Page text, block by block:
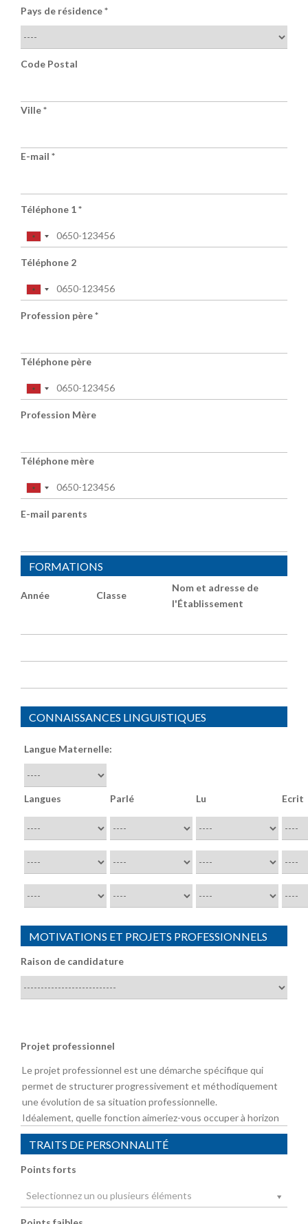
Pays de résidence*
Code Postal
Ville *
E-mail *
Téléphone 1*
Téléphone 2
Profession père*
Téléphone père
Profession Mère
Téléphone mère
E-mail parents
FORMATIONS
Année Classe
Nom et adresse de
l'Établissement
CONNAISSANCES LINGUISTIQUES
Langue Maternelle:
Langues Parlé Lu Ecrit
MOTIVATIONS ET PROJETS PROFESSIONNELS
Raison de candidature
Projet professionnel
TRAITS DE PERSONNALITÉ
Points forts
Selectionnez un ou plusieurs éléments